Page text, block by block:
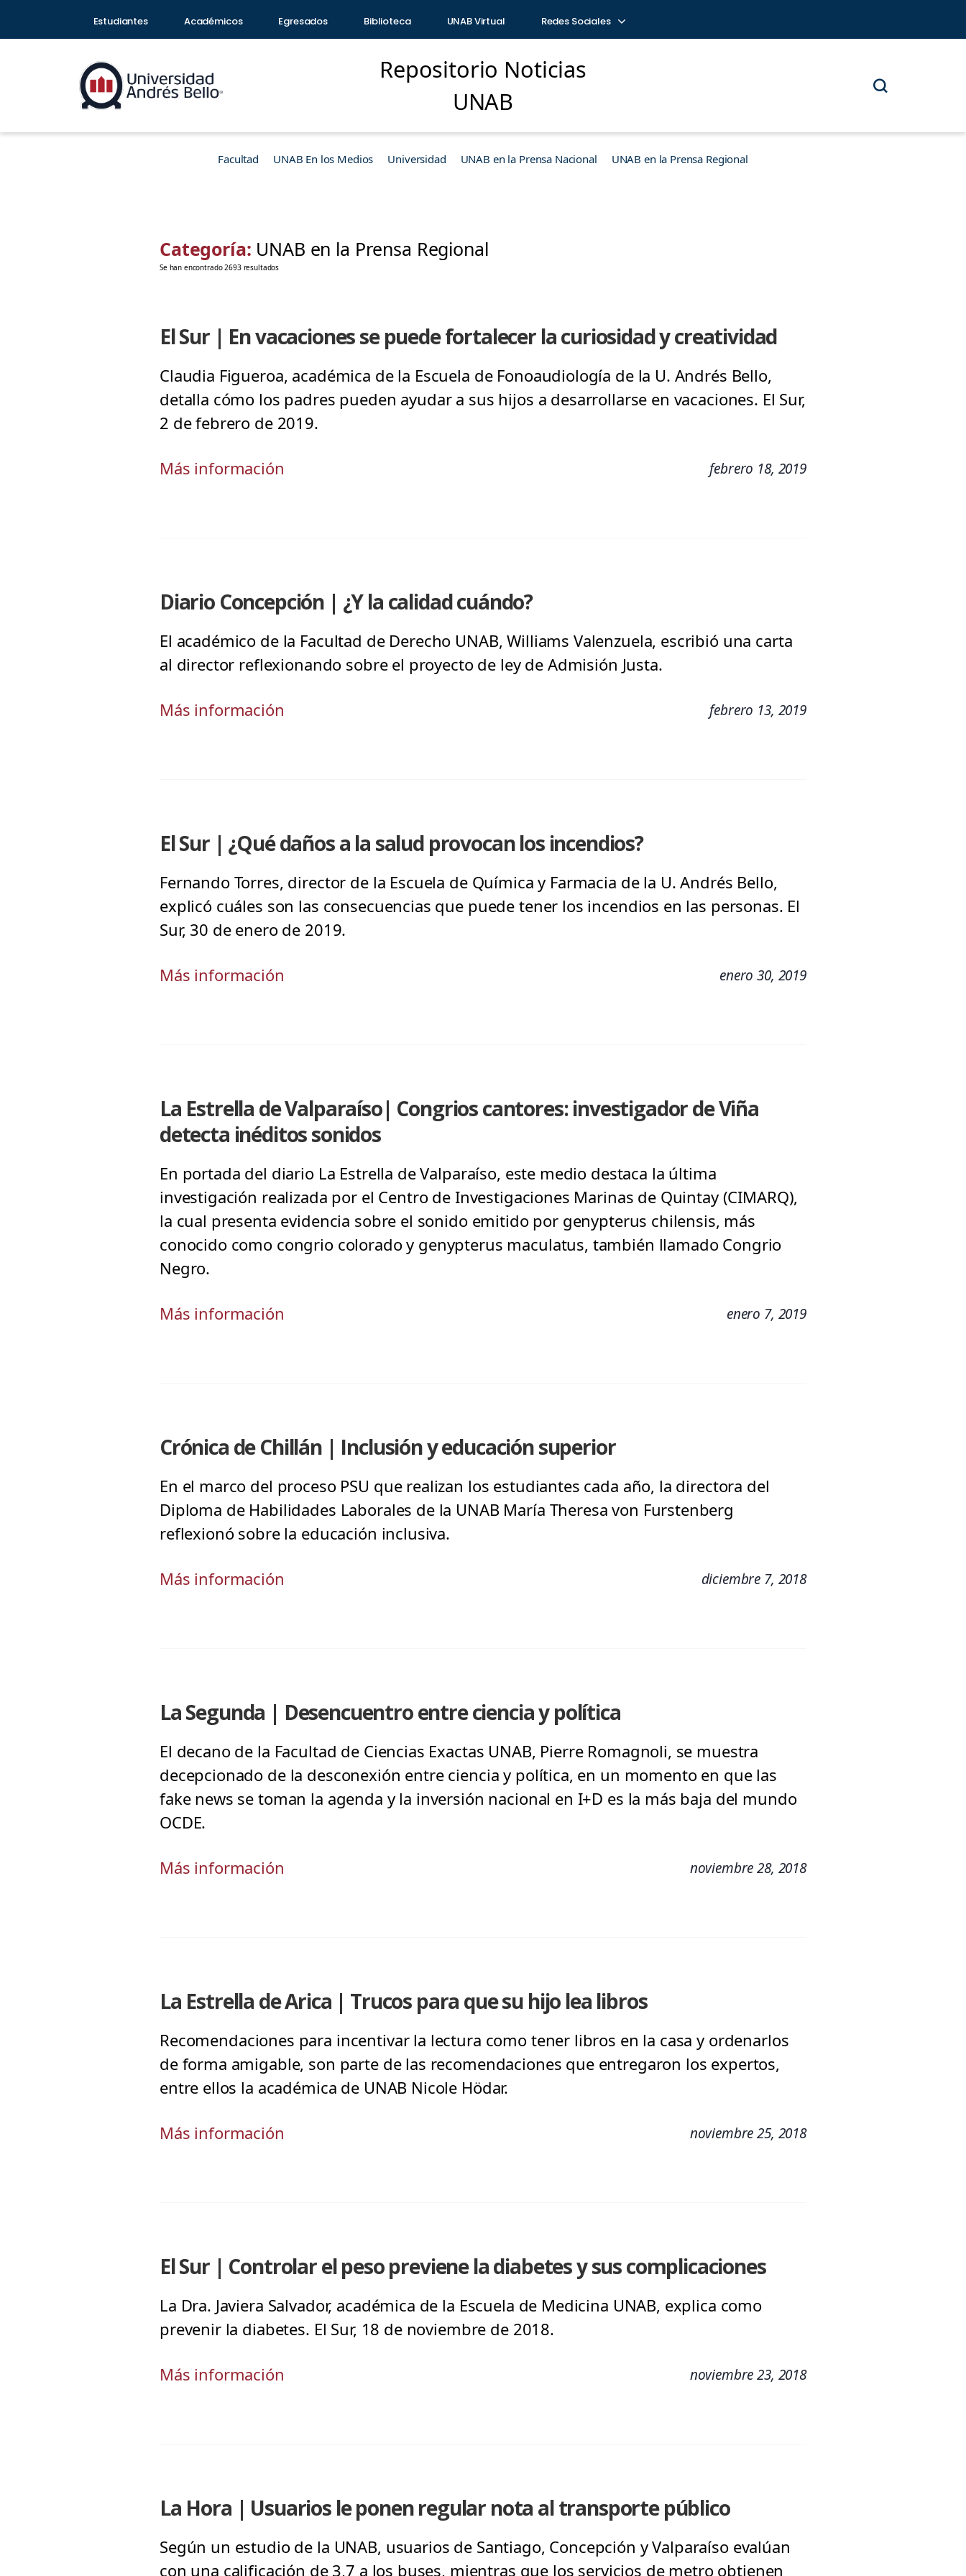
Estudiantes Académicos Egresados Biblioteca UNAB Virtual Redes Sociales
Repositorio Noticias
UNAB
Facultad UNAB En los Medios Universidad UNAB en la Prensa Nacional UNAB en la Prensa Regional
Categoría: UNAB en la Prensa Regional
Se han encontrado 2693 resultados
El Sur | En vacaciones se puede fortalecer la curiosidad y creatividad
Claudia Figueroa, académica de la Escuela de Fonoaudiología de la U. Andrés Bello,
detalla cómo los padres pueden ayudar a sus hijos a desarrollarse en vacaciones. El Sur,
2 de febrero de 2019.
Más información febrero 18, 2019
Diario Concepción | ¿Y la calidad cuándo?
El académico de la Facultad de Derecho UNAB, Williams Valenzuela, escribió una carta
al director reflexionando sobre el proyecto de ley de Admisión Justa.
Más información febrero 13, 2019
El Sur | ¿Qué daños a la salud provocan los incendios?
Fernando Torres, director de la Escuela de Química y Farmacia de la U. Andrés Bello,
explicó cuáles son las consecuencias que puede tener los incendios en las personas. El
Sur, 30 de enero de 2019.
Más información enero 30, 2019
La Estrella de Valparaíso| Congrios cantores: investigador de Viña
detecta inéditos sonidos
En portada del diario La Estrella de Valparaíso, este medio destaca la última
investigación realizada por el Centro de Investigaciones Marinas de Quintay (CIMARQ),
la cual presenta evidencia sobre el sonido emitido por genypterus chilensis, más
conocido como congrio colorado y genypterus maculatus, también llamado Congrio
Negro.
Más información enero 7, 2019
Crónica de Chillán | Inclusión y educación superior
En el marco del proceso PSU que realizan los estudiantes cada año, la directora del
Diploma de Habilidades Laborales de la UNAB María Theresa von Furstenberg
reflexionó sobre la educación inclusiva.
Más información diciembre 7, 2018
La Segunda | Desencuentro entre ciencia y política
El decano de la Facultad de Ciencias Exactas UNAB, Pierre Romagnoli, se muestra
decepcionado de la desconexión entre ciencia y política, en un momento en que las
fake news se toman la agenda y la inversión nacional en I+D es la más baja del mundo
OCDE.
Más información noviembre 28, 2018
La Estrella de Arica | Trucos para que su hijo lea libros
Recomendaciones para incentivar la lectura como tener libros en la casa y ordenarlos
de forma amigable, son parte de las recomendaciones que entregaron los expertos,
entre ellos la académica de UNAB Nicole Hödar.
Más información noviembre 25, 2018
El Sur | Controlar el peso previene la diabetes y sus complicaciones
La Dra. Javiera Salvador, académica de la Escuela de Medicina UNAB, explica como
prevenir la diabetes. El Sur, 18 de noviembre de 2018.
Más información noviembre 23, 2018
La Hora | Usuarios le ponen regular nota al transporte público
Según un estudio de la UNAB, usuarios de Santiago, Concepción y Valparaíso evalúan
con una calificación de 3,7 a los buses, mientras que los servicios de metro obtienen